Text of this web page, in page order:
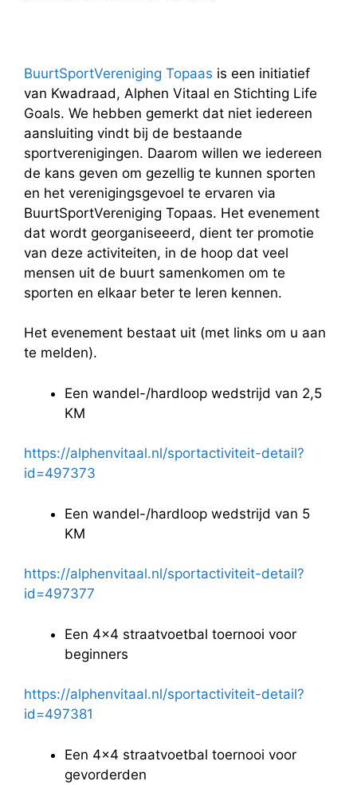
BuurtSportVereniging Topaas is een initiatief
van Kwadraad, Alphen Vitaal en Stichting Life
Goals. We hebben gemerkt dat niet iedereen
aansluiting vindt bij de bestaande
sportverenigingen. Daarom willen we iedereen
de kans geven om gezellig te kunnen sporten
en het verenigingsgevoel te ervaren via
BuurtSportVereniging Topaas. Het evenement
dat wordt georganiseeerd, dient ter promotie
van deze activiteiten, in de hoop dat veel
mensen uit de buurt samenkomen om te
sporten en elkaar beter te leren kennen.
Het evenement bestaat uit (met links om u aan
te melden).
Een wandel-/hardloop wedstrijd van 2,5
KM
https://alphenvitaal.nl/sportactiviteit-detail?
id=497373
Een wandel-/hardloop wedstrijd van 5
KM
https://alphenvitaal.nl/sportactiviteit-detail?
id=497377
Een 4×4 straatvoetbal toernooi voor
beginners
https://alphenvitaal.nl/sportactiviteit-detail?
id=497381
Een 4×4 straatvoetbal toernooi voor
gevorderden